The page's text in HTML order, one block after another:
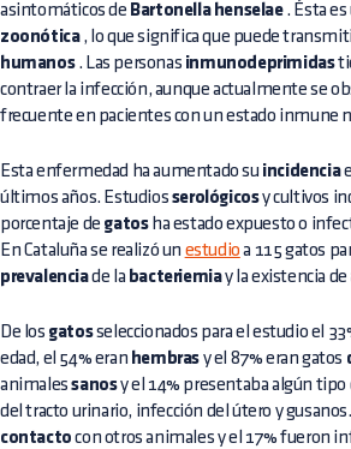
asintomáticos de Bartonella henselae. Ésta
zoonótica, lo que significa que puede
humanos. Las personas inmunodeprimidas
contraer la infección, aunque actualmente se
frecuente en pacientes con un estado inmune
Esta enfermedad ha aumentado su incidencia
últimos años. Estudios serológicosy cultivos
porcentaje de gatosha estado expuesto o
En Cataluña se realizó un estudio a 115 gatos
prevalenciade la bacteriemiay la existencia de
De los gatosseleccionados para el estudio el
edad, el 54% eran hembras y el 87% eran gatos
animalessanosy el 14% presentaba algún tipo
del tracto urinario, infección del útero y
contacto con otros animales y el 17% fueron